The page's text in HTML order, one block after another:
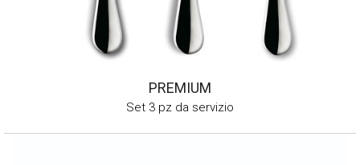
PREMIUM
Set 3 pz da servizio